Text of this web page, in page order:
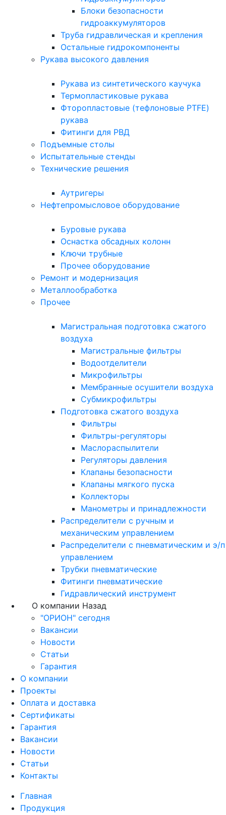
Блоки безопасности
гидроаккумуляторов
Труба гидравлическая и крепления
Остальные гидрокомпоненты
Рукава высокого давления
Рукава из синтетического каучука
Термопластиковые рукава
Фторопластовые (тефлоновые PTFE)
рукава
Фитинги для РВД
Подъемные столы
Испытательные стенды
Технические решения
Аутригеры
Нефтепромысловое оборудование
Буровые рукава
Оснастка обсадных колонн
Ключи трубные
Прочее оборудование
Ремонт и модернизация
Металлообработка
Прочее
Магистральная подготовка сжатого
воздуха
Магистральные фильтры
Водоотделители
Микрофильтры
Мембранные осушители воздуха
Субмикрофильтры
Подготовка сжатого воздуха
Фильтры
Фильтры-регуляторы
Маслораспылители
Регуляторы давления
Клапаны безопасности
Клапаны мягкого пуска
Коллекторы
Манометры и принадлежности
Распределители с ручным и
механическим управлением
Распределители с пневматическим и э/п
управлением
Трубки пневматические
Фитинги пневматические
Гидравлический инструмент
О компании Назад
"ОРИОН" сегодня
Вакансии
Новости
Статьи
Гарантия
О компании
Проекты
Оплата и доставка
Сертификаты
Гарантия
Вакансии
Новости
Статьи
Контакты
Главная
Продукция